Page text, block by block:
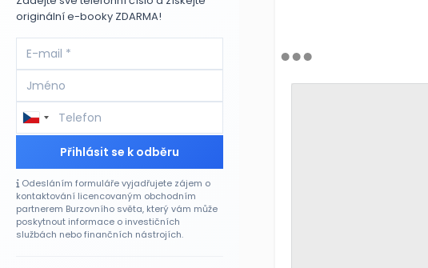
originální e-booky ZDARMA!
Přihlásit se k odběru
Odesláním formuláře vyjadřujete zájem o
kontaktování licencovaným obchodním
partnerem Burzovního světa, který vám může
poskytnout informace o investičních
službách nebo finančních nástrojích.